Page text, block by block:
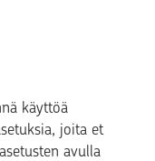
käyttöä
joita et
avulla